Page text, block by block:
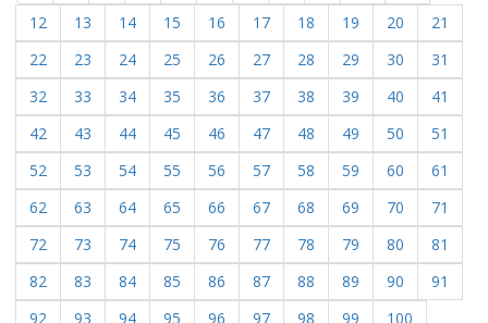
12
13 14 15 16 17 18 19 20
21
22
23 24 25 26 27 28 29 30
31
32
33 34 35 36 37 38 39 40
41
42
43 44 45 46 47 48 49 50
51
52
53 54 55 56 57 58 59 60
61
62
63 64 65 66 67 68 69 70
71
72
73 74 75 76 77 78 79 80
81
82
83 84 85 86 87 88 89 90
91
92
93 94 95 96 97 98 99
100